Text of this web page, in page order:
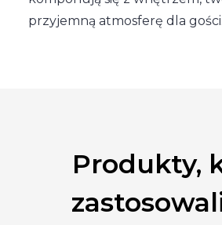
przyjemną atmosferę dla gości.
Produkty,